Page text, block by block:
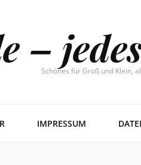
–Schönes für Groß und Klein,
IMPRESSUM